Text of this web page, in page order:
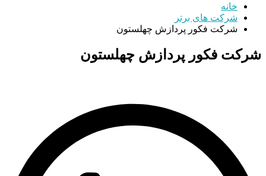
خانه
شرکت های برتر
شرکت فکور پردازش چهلستون
شرکت فکور پردازش چهلستون